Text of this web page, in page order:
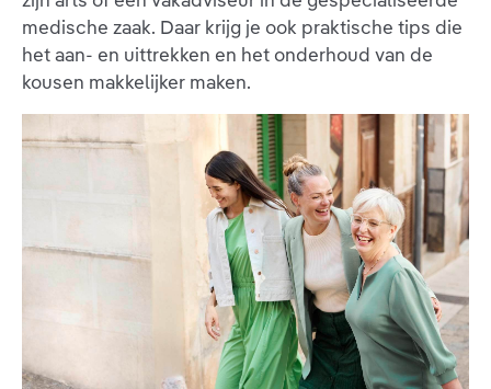
medische zaak. Daar krijg je ook praktische tips die
het aan- en uittrekken en het onderhoud van de
kousen makkelijker maken.